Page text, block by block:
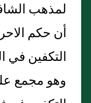
لمذهب
أن حكم
التكفين في
وهو مجمع